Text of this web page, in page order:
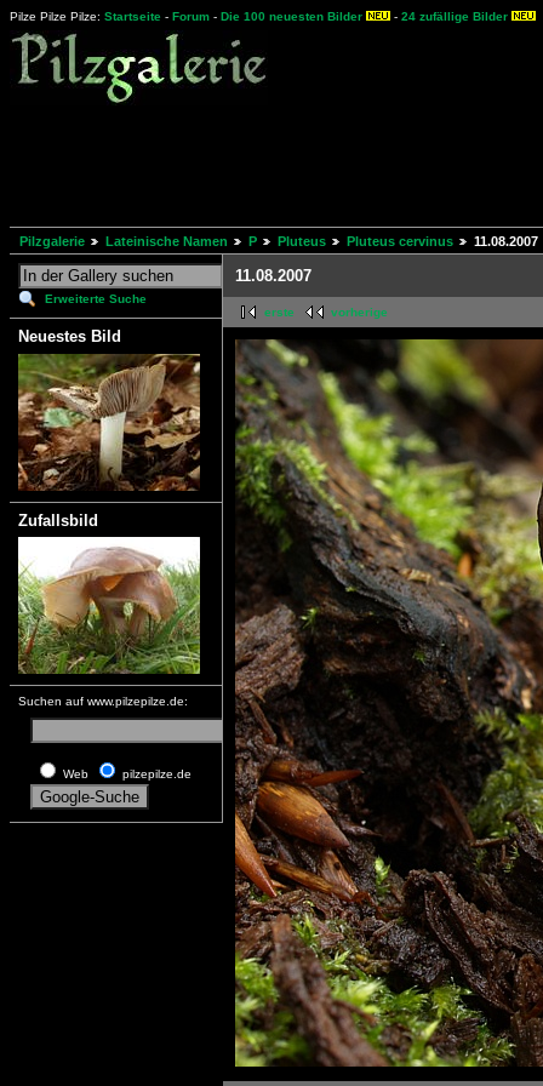
Pilze Pilze Pilze: Startseite - Forum - Die 100 neuesten Bilder - 24 zufällige Bilder
Pilzgalerie Lateinische Namen P Pluteus Pluteus cervinus 11.08.2007
Erweiterte Suche
Neuestes Bild
Zufallsbild
Suchen auf www.pilzepilze.de:
Web pilzepilze.de
11.08.2007
erste vorherige